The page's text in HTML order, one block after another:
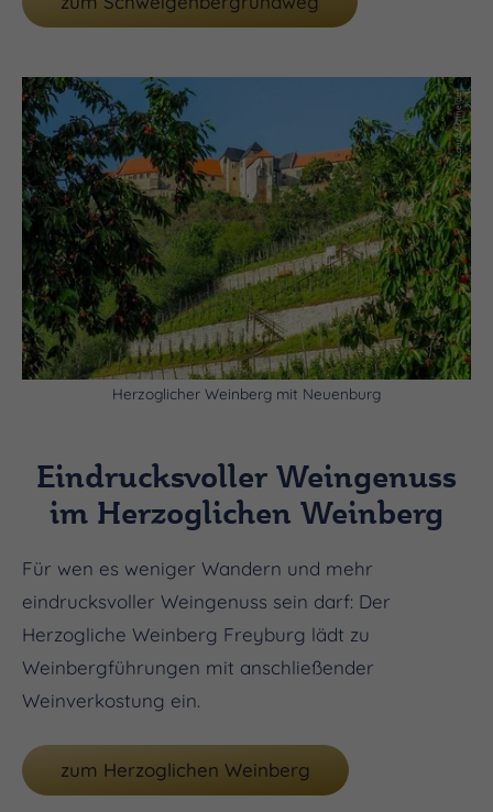
(c) Laura Schneider
Herzoglicher Weinberg mit Neuenburg
Eindrucksvoller Weingenuss
im Herzoglichen Weinberg
Für wen es weniger Wandern und mehr
eindrucksvoller Weingenuss sein darf: Der
Herzogliche Weinberg Freyburg lädt zu
Weinbergführungen mit anschließender
Weinverkostung ein.
zum Herzoglichen Weinberg